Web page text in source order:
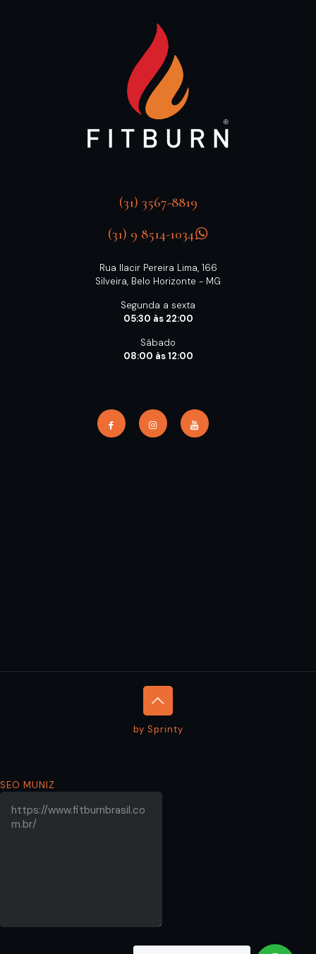
(31) 3567-8819
(31) 9 8514-1034
Rua Ilacir Pereira Lima, 166
Silveira, Belo Horizonte - MG
Segunda a sexta
05:30 às 22:00
Sábado
08:00 às 12:00
by Sprinty
SEO MUNIZ